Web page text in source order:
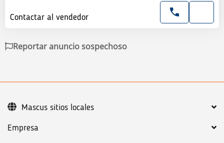
Contactar al vendedor
Reportar anuncio sospechoso
Empresa
Mascus sitios locales